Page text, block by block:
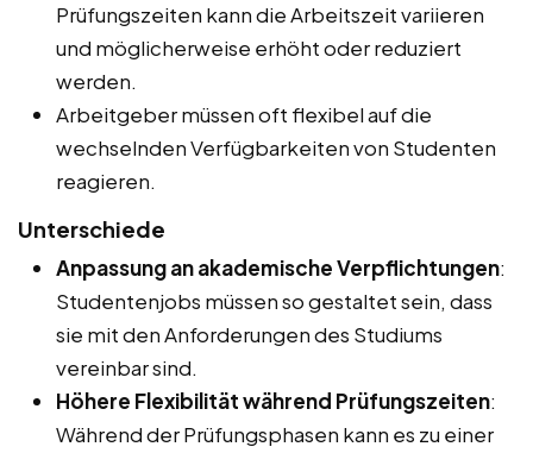
Prüfungszeiten kann die Arbeitszeit variieren
und möglicherweise erhöht oder reduziert
werden.
Arbeitgeber müssen oft flexibel auf die
wechselnden Verfügbarkeiten von Studenten
reagieren.
Unterschiede
Anpassung an akademische Verpflichtungen:
Studentenjobs müssen so gestaltet sein, dass
sie mit den Anforderungen des Studiums
vereinbar sind.
Höhere Flexibilität während Prüfungszeiten:
Während der Prüfungsphasen kann es zu einer